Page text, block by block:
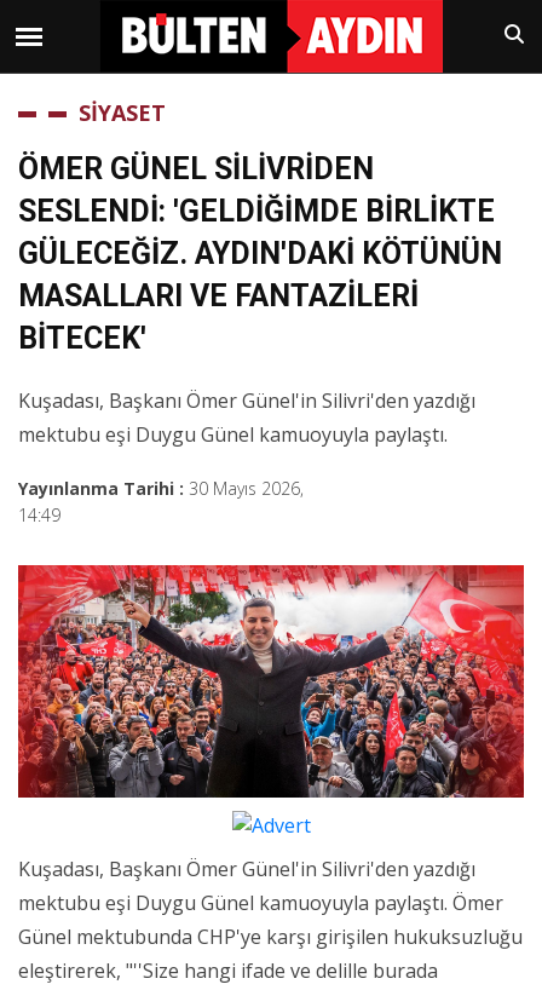
SİYASET
ÖMER GÜNEL SİLİVRİDEN
SESLENDİ: 'GELDİĞİMDE BİRLİKTE
GÜLECEĞİZ. AYDIN'DAKİ KÖTÜNÜN
MASALLARI VE FANTAZİLERİ
BİTECEK'
Kuşadası, Başkanı Ömer Günel'in Silivri'den yazdığı
mektubu eşi Duygu Günel kamuoyuyla paylaştı.
Yayınlanma Tarihi : 30 Mayıs 2026,
14:49
Kuşadası, Başkanı Ömer Günel'in Silivri'den yazdığı
mektubu eşi Duygu Günel kamuoyuyla paylaştı. Ömer
Günel mektubunda CHP'ye karşı girişilen hukuksuzluğu
eleştirerek, "''Size hangi ifade ve delille burada